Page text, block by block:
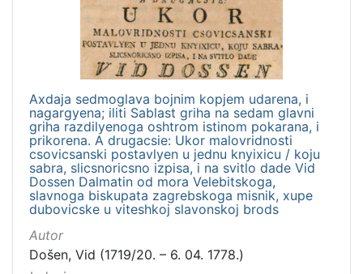
Axdaja sedmoglava bojnim kopjem udarena, i
nagargyena; iliti Sablast griha na sedam glavni
griha razdilyenoga oshtrom istinom pokarana, i
prikorena. A drugacsie: Ukor malovridnosti
csovicsanski postavlyen u jednu knyixicu / koju
sabra, slicsnoricsno izpisa, i na svitlo dade Vid
Dossen Dalmatin od mora Velebitskoga,
slavnoga biskupata zagrebskoga misnik, xupe
dubovicske u viteshkoj slavonskoj brods
Autor
Došen, Vid (1719/20. – 6. 04. 1778.)